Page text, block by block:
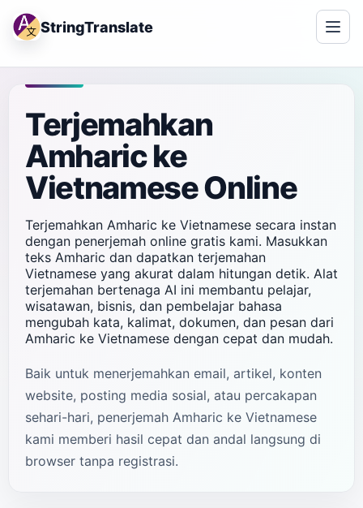
StringTranslate
Terjemahkan
Amharic ke
Vietnamese Online
Terjemahkan Amharic ke Vietnamese secara instan
dengan penerjemah online gratis kami. Masukkan
teks Amharic dan dapatkan terjemahan
Vietnamese yang akurat dalam hitungan detik. Alat
terjemahan bertenaga AI ini membantu pelajar,
wisatawan, bisnis, dan pembelajar bahasa
mengubah kata, kalimat, dokumen, dan pesan dari
Amharic ke Vietnamese dengan cepat dan mudah.
Baik untuk menerjemahkan email, artikel, konten
website, posting media sosial, atau percakapan
sehari-hari, penerjemah Amharic ke Vietnamese
kami memberi hasil cepat dan andal langsung di
browser tanpa registrasi.